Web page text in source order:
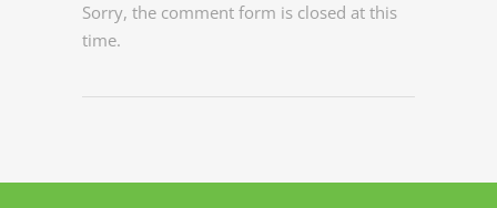
Sorry, the comment form is closed at this
time.